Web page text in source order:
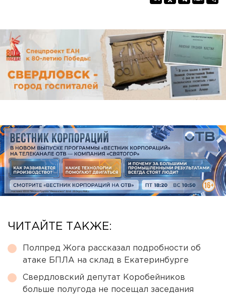
ЧИТАЙТЕ ТАКЖЕ:
Полпред Жога рассказал подробности об
атаке БПЛА на склад в Екатеринбурге
Свердловский депутат Коробейников
больше полугода не посещал заседания